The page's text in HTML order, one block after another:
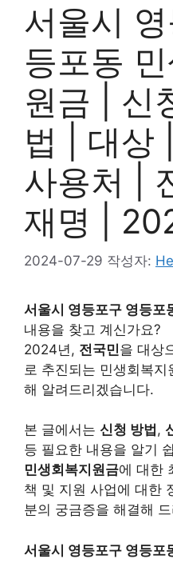
서울시
등포동
원금 | 신
법 | 대상
사용처 |
재명 |
2024-07-29 작성자:
서울시 영등포구 영등포
내용을 찾고 계신가요?
2024년, 전국민을 대상
로 추진되는 민생회복
해 알려드리겠습니다.
본 글에서는 신청 방법 ,
등 필요한 내용을 알기
민생회복지원금에 대한
책 및 지원 사업에 대한
분의 궁금증을 해결해
서울시 영등포구 영등포